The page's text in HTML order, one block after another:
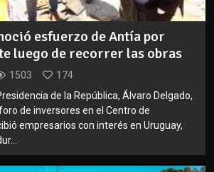
esfuerzo de Antía por
luego de recorrer las obras
1503
174
de la República, Álvaro Delgado,
de inversores en el Centro de
empresarios con interés en Uruguay,